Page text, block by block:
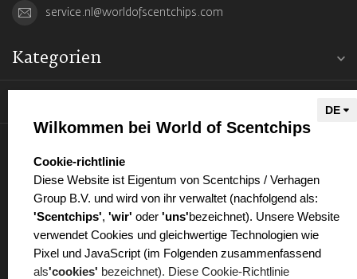
service.nl@worldofscentchips.com
Kategorien
Wilkommen bei World of Scentchips
select language
Cookie-richtlinie
Diese Website ist Eigentum von Scentchips / Verhagen
Group B.V. und wird von ihr verwaltet (nachfolgend als:
'Scentchips', 'wir' oder 'uns'bezeichnet). Unsere Website
verwendet Cookies und gleichwertige Technologien wie
Pixel und JavaScript (im Folgenden zusammenfassend
als'cookies' bezeichnet). Diese Cookie-Richtlinie